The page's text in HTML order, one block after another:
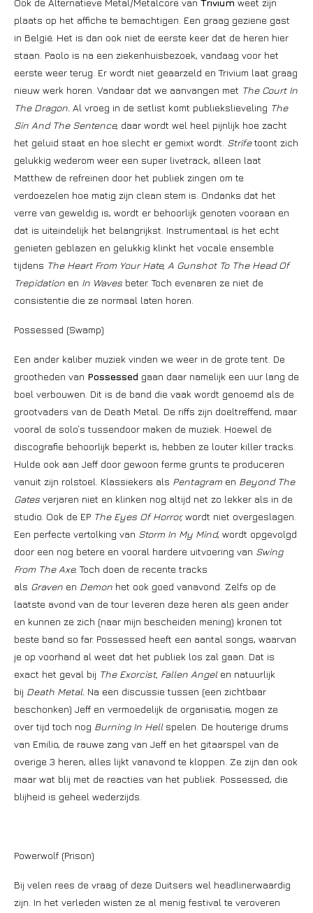
Ook de Alternatieve Metal/Metalcore van Trivium weet zijn
plaats op het affiche te bemachtigen. Een graag geziene gast
in België. Het is dan ook niet de eerste keer dat de heren hier
staan. Paolo is na een ziekenhuisbezoek, vandaag voor het
eerste weer terug. Er wordt niet geaarzeld en Trivium laat graag
nieuw werk horen. Vandaar dat we aanvangen met The Court In
The Dragon. Al vroeg in de setlist komt publiekslieveling The
Sin And The Sentence, daar wordt wel heel pijnlijk hoe zacht
het geluid staat en hoe slecht er gemixt wordt. Strifetoont zich
gelukkig wederom weer een super livetrack, alleen laat
Matthew de refreinen door het publiek zingen om te
verdoezelen hoe matig zijn clean stem is. Ondanks dat het
verre van geweldig is, wordt er behoorlijk genoten vooraan en
dat is uiteindelijk het belangrijkst. Instrumentaal is het echt
genieten geblazen en gelukkig klinkt het vocale ensemble
tijdens The Heart From Your Hate, A Gunshot To The Head Of
Trepidation en In Waves beter. Toch evenaren ze niet de
consistentie die ze normaal laten horen.
Possessed (Swamp)
Een ander kaliber muziek vinden we weer in de grote tent. De
grootheden van Possessed gaan daar namelijk een uur lang de
boel verbouwen. Dit is de band die vaak wordt genoemd als de
grootvaders van de Death Metal. De riffs zijn doeltreffend, maar
vooral de solo’s tussendoor maken de muziek. Hoewel de
discografie behoorlijk beperkt is, hebben ze louter killer tracks.
Hulde ook aan Jeff door gewoon ferme grunts te produceren
vanuit zijn rolstoel. Klassiekers als Pentagram en Beyond The
Gates verjaren niet en klinken nog altijd net zo lekker als in de
studio. Ook de EP The Eyes Of Horror,wordt niet overgeslagen.
Een perfecte vertolking van Storm In My Mind, wordt opgevolgd
door een nog betere en vooral hardere uitvoering van Swing
From The Axe.Toch doen de recente tracks
als Graven en Demon het ook goed vanavond. Zelfs op de
laatste avond van de tour leveren deze heren als geen ander
en kunnen ze zich (naar mijn bescheiden mening) kronen tot
beste band so far. Possessed heeft een aantal songs, waarvan
je op voorhand al weet dat het publiek los zal gaan. Dat is
exact het geval bij The Exorcist, Fallen Angel en natuurlijk
bij Death Metal. Na een discussie tussen (een zichtbaar
beschonken) Jeff en vermoedelijk de organisatie, mogen ze
over tijd toch nog Burning In Hellspelen. De houterige drums
van Emilio, de rauwe zang van Jeff en het gitaarspel van de
overige 3 heren, alles lijkt vanavond te kloppen. Ze zijn dan ook
maar wat blij met de reacties van het publiek. Possessed, die
blijheid is geheel wederzijds.
Powerwolf (Prison)
Bij velen rees de vraag of deze Duitsers wel headlinerwaardig
zijn. In het verleden wisten ze al menig festival te veroveren